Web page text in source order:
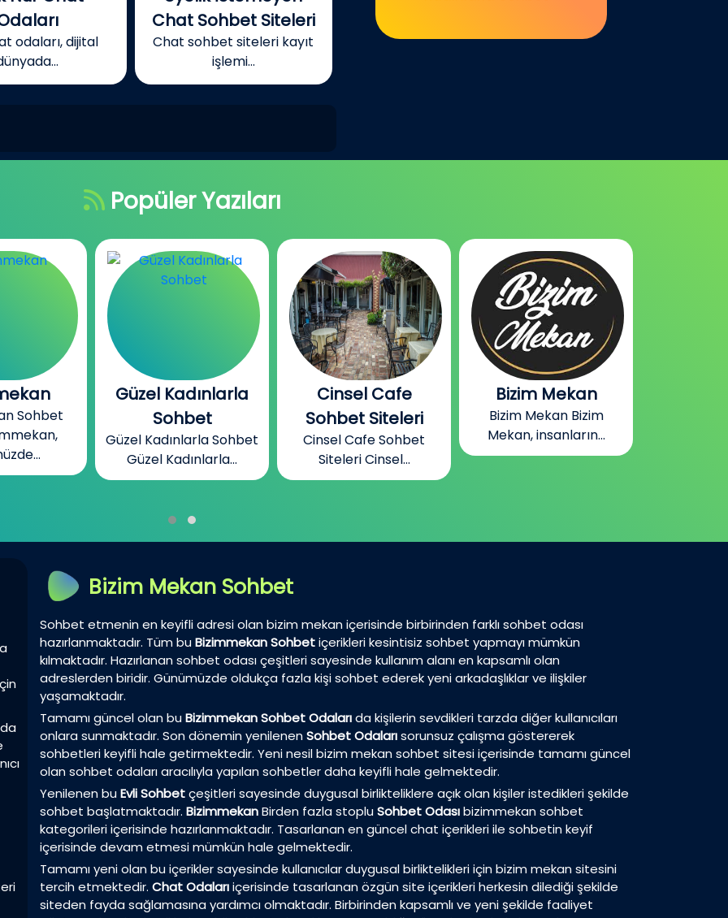
odaları, dijital
Chat Sohbet Siteleri
Chat sohbet siteleri kayıt
işlemi...
Popüler Yazıları
Sohbet
Cinsel Cafe
Sohbet Siteleri
Cinsel Cafe Sohbet
Siteleri Cinsel...
Bizim Mekan
Bizim Mekan Bizim
Mekan, insanların...
Gabile Bizim
Mekan Odaları
Gabile Bizim Mekan
Odaları Gabile...
Bizim Mekan Sohbet
Sohbet etmenin en keyifli adresi olan bizim mekan içerisinde birbirinden farklı sohbet odası
hazırlanmaktadır. Tüm buBizimmekan Sohbetiçerikleri kesintisiz sohbet yapmayı mümkün
kılmaktadır. Hazırlanan sohbet odası çeşitleri sayesinde kullanım alanı en kapsamlı olan
adreslerden biridir. Günümüzde oldukça fazla kişi sohbet ederek yeni arkadaşlıklar ve ilişkiler
yaşamaktadır.
Tamamı güncel olan buBizimmekan Sohbet Odalarıda kişilerin sevdikleri tarzda diğer kullanıcıları
onlara sunmaktadır. Son dönemin yenilenenSohbet Odalarısorunsuz çalışma göstererek
sohbetleri keyifli hale getirmektedir. Yeni nesil bizim mekan sohbet sitesi içerisinde tamamı güncel
olan sohbet odaları aracılıyla yapılan sohbetler daha keyifli hale gelmektedir.
Yenilenen buEvli Sohbetçeşitleri sayesinde duygusal birlikteliklere açık olan kişiler istedikleri şekilde
sohbet başlatmaktadır. BizimmekanBirden fazla stopluSohbet Odasıbizimmekan sohbet
kategorileri içerisinde hazırlanmaktadır. Tasarlanan en güncel chat içerikleri ile sohbetin keyif
içerisinde devam etmesi mümkün hale gelmektedir.
Tamamı yeni olan bu içerikler sayesinde kullanıcılar duygusal birliktelikleri için bizim mekan sitesini
tercih etmektedir. Chat Odalarıiçerisinde tasarlanan özgün site içerikleri herkesin dilediği şekilde
siteden fayda sağlamasına yardımcı olmaktadır. Birbirinden kapsamlı ve yeni şekilde faaliyet